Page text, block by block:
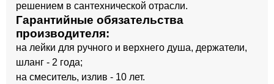
решением в сантехнической отрасли.
Гарантийные обязательства
производителя:
на лейки для ручного и верхнего душа, держатели,
шланг - 2 года;
на смеситель, излив - 10 лет.